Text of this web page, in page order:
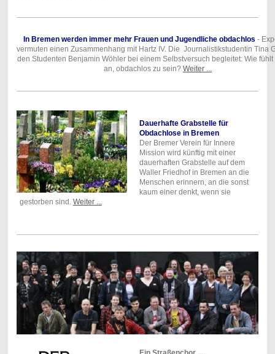
In Bremen werden immer mehr Frauen und Jugendliche obdachlos -
vermuten einen Zusammenhang mit Hartz IV. Die Journalistikstudentin Tina
den Studenten Benjamin Wöhler bei einem Selbstversuch begleitet: Wie fühlt
an, obdachlos zu sein? Weiter ...
Dauerhafte Grabstelle für
Obdachlose in Bremen
Der Bremer Verein für Innere
Mission wird künftig mit einer
dauerhaften Grabstelle auf dem
Waller Friedhof in Bremen an die
Menschen erinnern, an die sonst
kaum einer denkt, wenn sie
gestorben sind. Weiter ...